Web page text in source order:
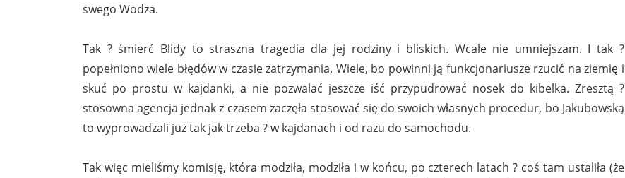
swego Wodza.
Tak ? śmierć Blidy to straszna tragedia dla jej rodziny i bliskich. Wcale nie umniejszam. I tak ?
popełniono wiele błędów w czasie zatrzymania. Wiele, bo powinni ją funkcjonariusze rzucić na ziemię i
skuć po prostu w kajdanki, a nie pozwalać jeszcze iść przypudrować nosek do kibelka. Zresztą ?
stosowna agencja jednak z czasem zaczęła stosować się do swoich własnych procedur, bo Jakubowską
to wyprowadzali już tak jak trzeba ? w kajdanach i od razu do samochodu.
Tak więc mieliśmy komisję, która modziła, modziła i w końcu, po czterech latach ? coś tam ustaliła (że